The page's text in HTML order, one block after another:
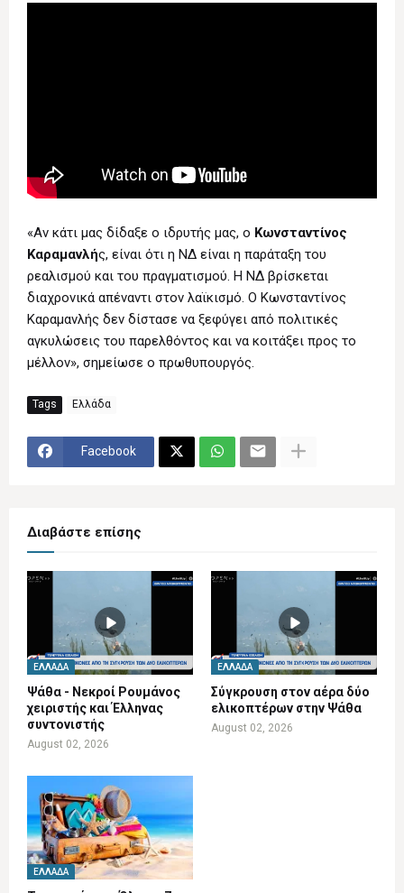
«Αν κάτι μας δίδαξε ο ιδρυτής μας, ο Κωνσταντίνος
Καραμανλής, είναι ότι η ΝΔ είναι η παράταξη του
ρεαλισμού και του πραγματισμού. Η ΝΔ βρίσκεται
διαχρονικά απέναντι στον λαϊκισμό. Ο Κωνσταντίνος
Καραμανλής δεν δίστασε να ξεφύγει από πολιτικές
αγκυλώσεις του παρελθόντος και να κοιτάξει προς το
μέλλον», σημείωσε ο πρωθυπουργός.
Tags Ελλάδα
Facebook
Διαβάστε επίσης
ΕΛΛΆΔΑ
Ψάθα - Νεκροί Ρουμάνος
χειριστής και Έλληνας
συντονιστής
August 02, 2026
ΕΛΛΆΔΑ
Σύγκρουση στον αέρα δύο
ελικοπτέρων στην Ψάθα
August 02, 2026
ΕΛΛΆΔΑ